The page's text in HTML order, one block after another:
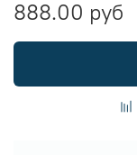
888.00 руб